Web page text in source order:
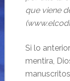
que viene
Si lo
mentira,